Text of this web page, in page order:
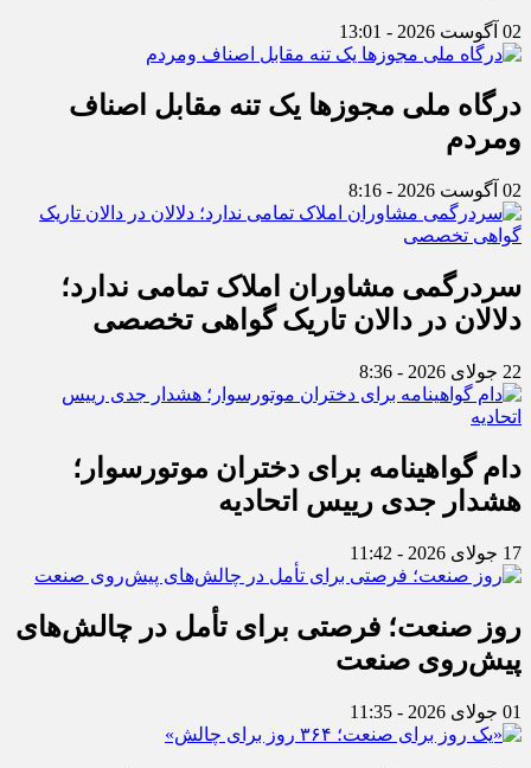
02 آگوست 2026 - 13:01
درگاه ملی مجوزها یک تنه مقابل اصناف
ومردم
02 آگوست 2026 - 8:16
سردرگمی مشاوران املاک تمامی ندارد؛
دلالان در دالان تاریک گواهی تخصصی
22 جولای 2026 - 8:36
دام گواهینامه برای دختران موتورسوار؛
هشدار جدی رییس اتحادیه
17 جولای 2026 - 11:42
روز صنعت؛ فرصتی برای تأمل در چالش‌های
پیش‌روی صنعت
01 جولای 2026 - 11:35